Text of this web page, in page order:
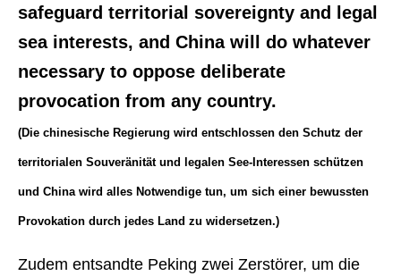
safeguard territorial sovereignty and legal
sea interests, and China will do whatever
necessary to oppose deliberate
provocation from any country.
(Die chinesische Regierung wird entschlossen den Schutz der
territorialen Souveränität und legalen See-Interessen schützen
und China wird alles Notwendige tun, um sich einer bewussten
Provokation durch jedes Land zu widersetzen.)
Zudem entsandte Peking zwei Zerstörer, um die